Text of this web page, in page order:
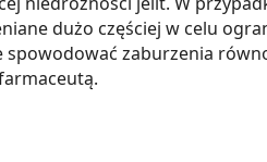
dużo częściej w celu
zaburzenia